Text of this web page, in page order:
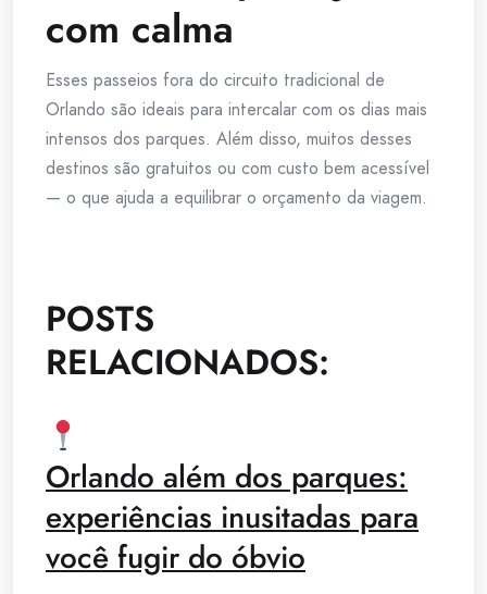
com calma
Esses passeios fora do circuito tradicional de
Orlando são ideais para intercalar com os dias mais
intensos dos parques. Além disso, muitos desses
destinos são gratuitos ou com custo bem acessível
— o que ajuda a equilibrar o orçamento da viagem.
POSTS
RELACIONADOS:
Orlando além dos parques:
experiências inusitadas para
você fugir do óbvio